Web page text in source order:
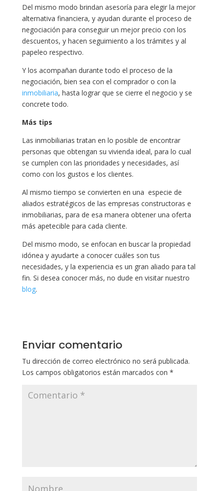
Del mismo modo brindan asesoría para elegir la mejor
alternativa financiera, y ayudan durante el proceso de
negociación para conseguir un mejor precio con los
descuentos, y hacen seguimiento a los trámites y al
papeleo respectivo.
Y los acompañan durante todo el proceso de la
negociación, bien sea con el comprador o con la
inmobiliaria, hasta lograr que se cierre el negocio y se
concrete todo.
Más tips
Las inmobiliarias tratan en lo posible de encontrar
personas que obtengan su vivienda ideal, para lo cual
se cumplen con las prioridades y necesidades, así
como con los gustos e los clientes.
Al mismo tiempo se convierten en una especie de
aliados estratégicos de las empresas constructoras e
inmobiliarias, para de esa manera obtener una oferta
más apetecible para cada cliente.
Del mismo modo, se enfocan en buscar la propiedad
idónea y ayudarte a conocer cuáles son tus
necesidades, y la experiencia es un gran aliado para tal
fin. Si desea conocer más, no dude en visitar nuestro
blog.
Enviar comentario
Tu dirección de correo electrónico no será publicada.
Los campos obligatorios están marcados con *